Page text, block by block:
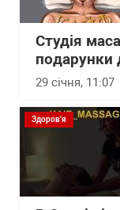
Студія
подарунки
29 січня, 11:07
Здоров'я